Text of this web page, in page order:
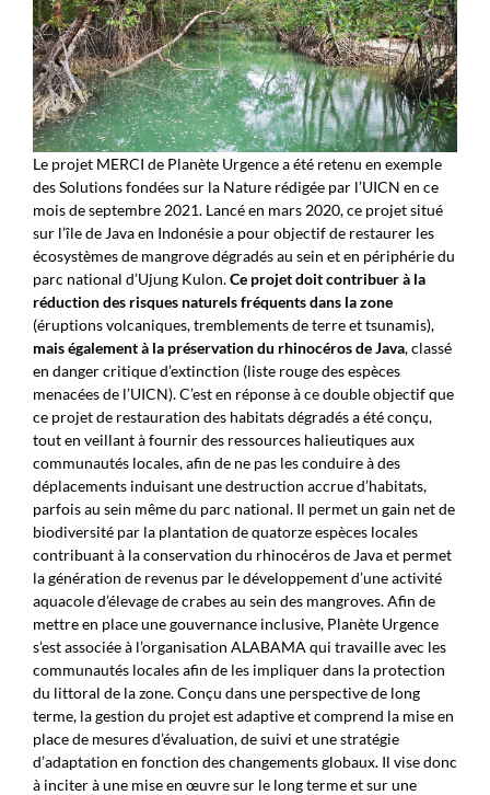
Le projet MERCI de Planète Urgence a été retenu en exemple
des Solutions fondées sur la Nature rédigée par l’UICN en ce
mois de septembre 2021. Lancé en mars 2020, ce projet situé
sur l’île de Java en Indonésie a pour objectif de restaurer les
écosystèmes de mangrove dégradés au sein et en périphérie du
parc national d’Ujung Kulon.Ce projet doit contribuer à la
réduction des risques naturels fréquents dans la zone
(éruptions volcaniques, tremblements de terre et tsunamis),
mais également à la préservation du rhinocéros de Java, classé
en danger critique d’extinction (liste rouge des espèces
menacées de l’UICN). C’est en réponse à ce double objectif que
ce projet de restauration des habitats dégradés a été conçu,
tout en veillant à fournir des ressources halieutiques aux
communautés locales, afin de ne pas les conduire à des
déplacements induisant une destruction accrue d’habitats,
parfois au sein même du parc national. Il permet un gain net de
biodiversité par la plantation de quatorze espèces locales
contribuant à la conservation du rhinocéros de Java et permet
la génération de revenus par le développement d’une activité
aquacole d’élevage de crabes au sein des mangroves. Afin de
mettre en place une gouvernance inclusive, Planète Urgence
s’est associée à l’organisation ALABAMA qui travaille avec les
communautés locales afin de les impliquer dans la protection
du littoral de la zone. Conçu dans une perspective de long
terme, la gestion du projet est adaptive et comprend la mise en
place de mesures d’évaluation, de suivi et une stratégie
d’adaptation en fonction des changements globaux. Il vise donc
à inciter à une mise en œuvre sur le long terme et sur une